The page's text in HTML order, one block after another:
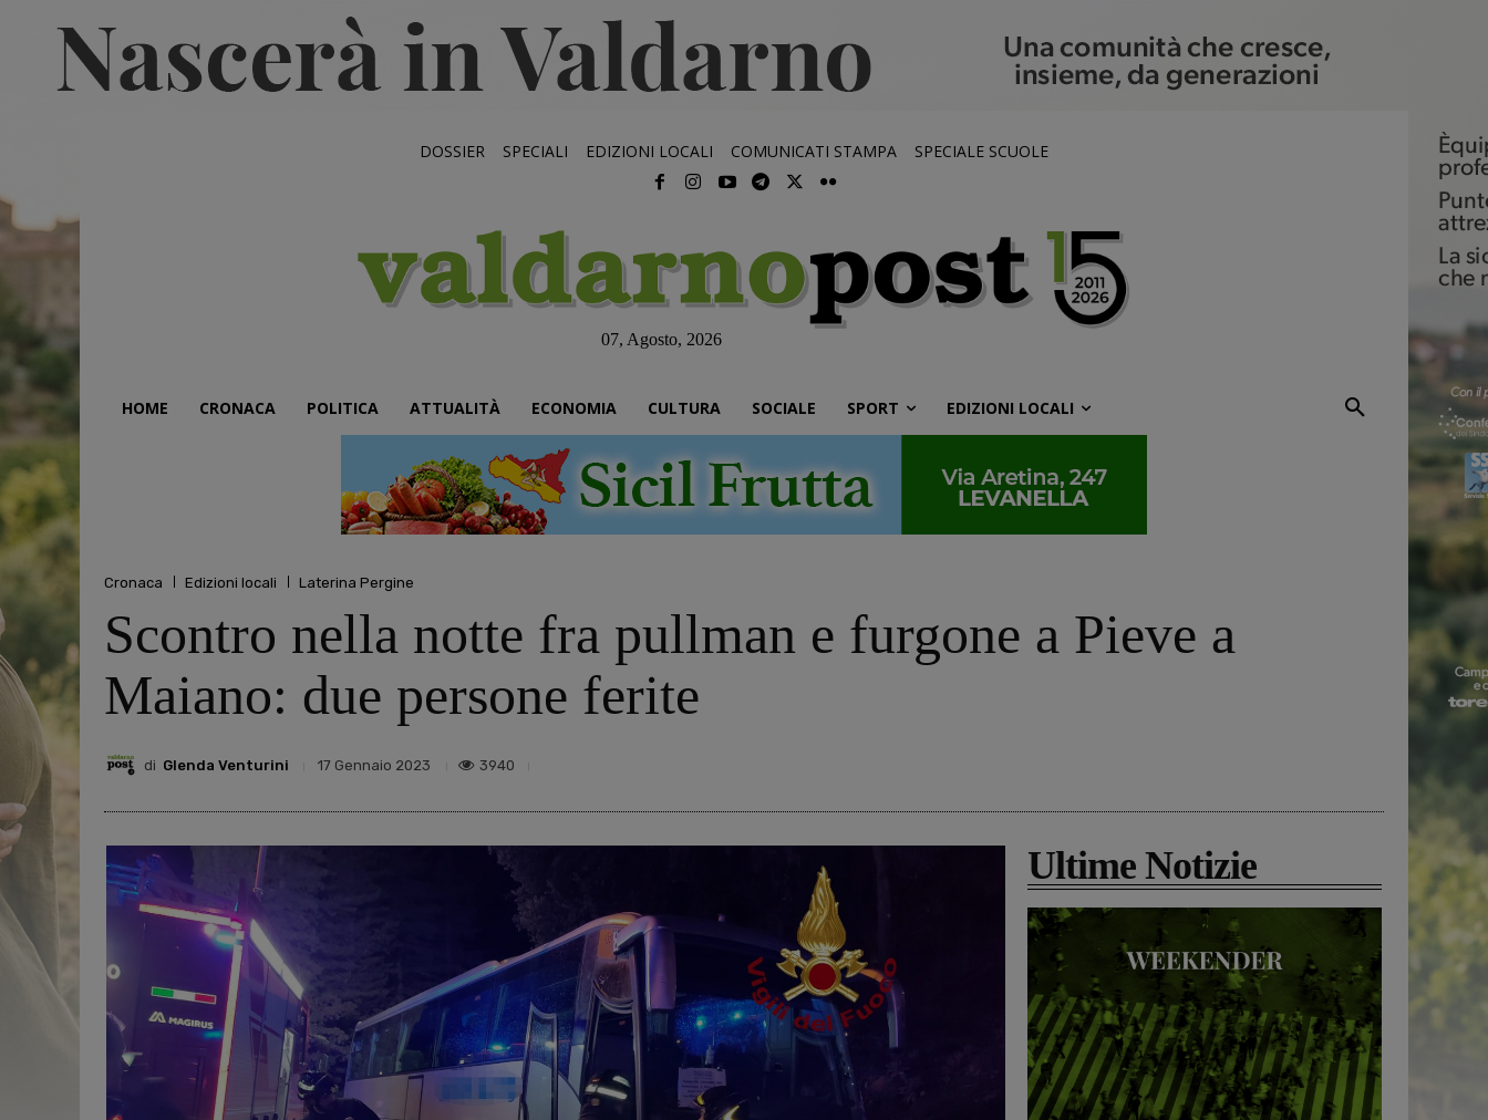
DOSSIER SPECIALI EDIZIONI LOCALI COMUNICATI STAMPA SPECIALE SCUOLE
07, Agosto, 2026
HOME CRONACA POLITICA ATTUALITÀ ECONOMIA CULTURA SOCIALE SPORT EDIZIONI LOCALI
Cronaca Edizioni locali Laterina Pergine
Scontro nella notte fra pullman e furgone a Pieve a
Maiano: due persone ferite
di Glenda Venturini 17 Gennaio 2023 3940
Ultime Notizie